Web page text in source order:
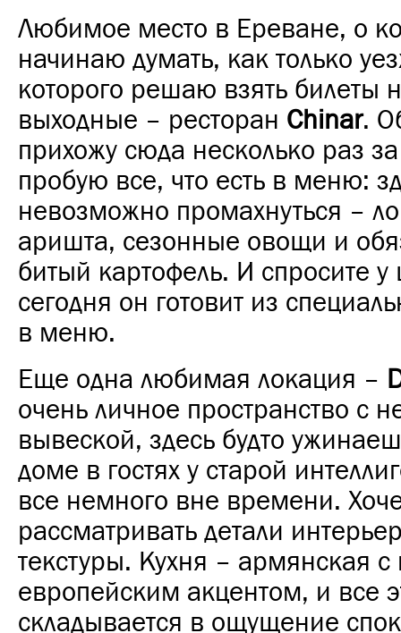
Любимое место в Ереване, о
начинаю думать, как только
которого решаю взять билеты
выходные – ресторан Chinar.
прихожу сюда несколько раз
пробую все, что есть в меню:
невозможно промахнуться –
аришта, сезонные овощи и
битый картофель. И спросите
сегодня он готовит из
в меню.
Еще одна любимая локация –
очень личное пространство с
вывеской, здесь будто
доме в гостях у старой
все немного вне времени.
рассматривать детали
текстуры. Кухня – армянская
европейским акцентом, и все
складывается в ощущение